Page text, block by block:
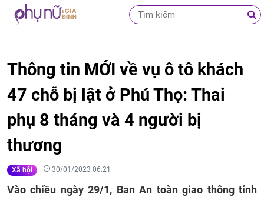
Thông tin MỚI về vụ ô tô khách
47 chỗ bị lật ở Phú Thọ: Thai
phụ 8 tháng và 4 người bị
thương
Xã hội 30/01/2023 06:21
Vào chiều ngày 29/1, Ban An toàn giao thông tỉnh